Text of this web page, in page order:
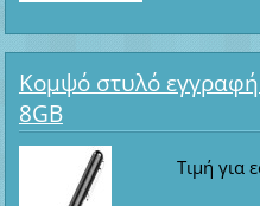
Κομψό στυλό
8GB
Τιμή για